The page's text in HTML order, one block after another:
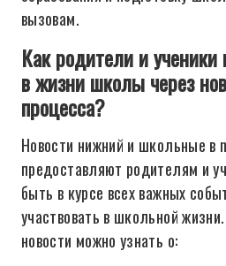
вызовам.
Как родители и ученики
в жизни школы через
процесса?
Новости нижний и школьные в
предоставляют родителям и
быть в курсе всех важных
участвовать в школьной
новости можно узнать о: